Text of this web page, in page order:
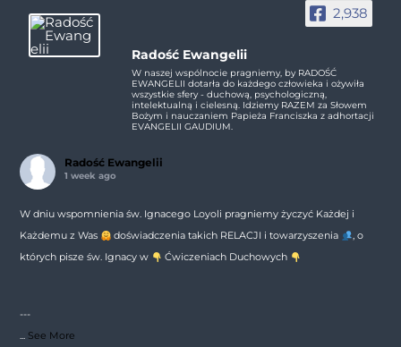
2,938
Radość Ewangelii
W naszej wspólnocie pragniemy, by RADOŚĆ
EWANGELII dotarła do każdego człowieka i ożywiła
wszystkie sfery - duchową, psychologiczną,
intelektualną i cielesną. Idziemy RAZEM za Słowem
Bożym i nauczaniem Papieża Franciszka z adhortacji
EVANGELII GAUDIUM.
Radość Ewangelii
1 week ago
W dniu wspomnienia św. Ignacego Loyoli pragniemy życzyć Każdej i
Każdemu z Was
doświadczenia takich RELACJI i towarzyszenia
, o
których pisze św. Ignacy w
Ćwiczeniach Duchowych
---
... See More